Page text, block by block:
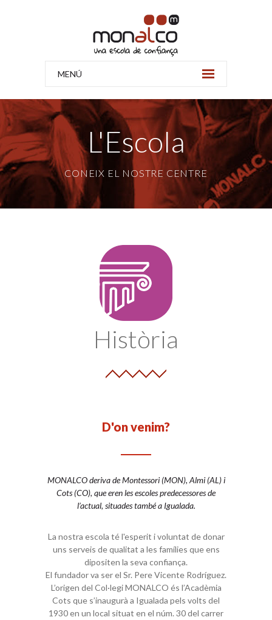
MENÚ
L'Escola
CONEIX EL NOSTRE CENTRE
Història
D'on venim?
MONALCO deriva de Montessori (MON), Almi (AL) i
Cots (CO), que eren les escoles predecessores de
l’actual, situades també a Igualada.
La nostra escola té l'esperit i voluntat de donar
uns serveis de qualitat a les famílies que ens
dipositen la seva confiança.
El fundador va ser el Sr. Pere Vicente Rodríguez.
L’origen del Col·legi MONALCO és l’Acadèmia
Cots que s’inaugurà a Igualada pels volts del
1930 en un local situat en el núm. 30 del carrer